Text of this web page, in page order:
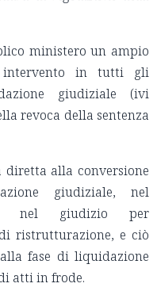
ministero un ampio
intervento in tutti gli
giudiziale (ivi
revoca della sentenza
alla conversione
giudiziale, nel
e nel giudizio per
ristrutturazione, e ciò
fase di liquidazione
atti in frode.